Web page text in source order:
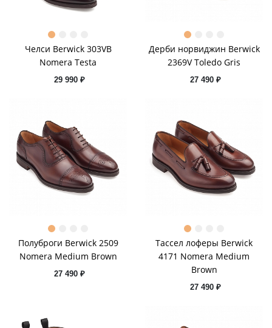
Челси Berwick 303VB
Nomera Testa
29 990 ₽
Дерби норвиджин Berwick
2369V Toledo Gris
27 490 ₽
Полуброги Berwick 2509
Nomera Medium Brown
27 490 ₽
Тассел лоферы Berwick
4171 Nomera Medium
Brown
27 490 ₽